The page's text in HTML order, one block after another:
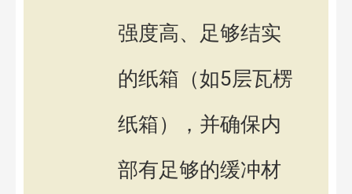
强度高、足够结实
的纸箱（如5层瓦楞
纸箱），并确保内
部有足够的缓冲材